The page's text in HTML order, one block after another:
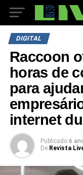
DIGITAL
Raccoon
horas de
para
internet
Publicado 6
De Revista